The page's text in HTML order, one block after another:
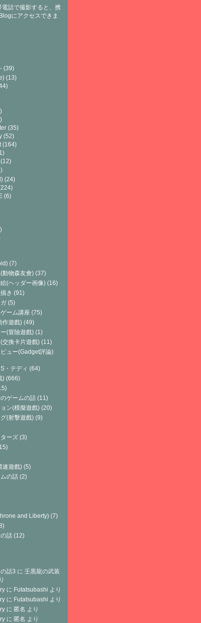
話で撮影すると、携
にアクセスできま
(39)
(13)
(35)
(52)
(164)
(12)
(24)
(6)
(7)
動物森友會) (37)
(ヘッダー画像) (16)
き (91)
(5)
ーム講座 (75)
作遊戲) (49)
(冒險遊戲) (1)
交換卡片遊戲) (11)
ュー(Gadget評論)
・テディ (64)
) (666)
ゲームの話 (11)
ン(模擬遊戲) (20)
(射擊遊戲) (9)
ーズ (3)
速遊戲) (5)
の話 (2)
and Liberty) (7)
話 (12)
話3 に 壬黒龍の武装
に Futatsubashi より
に Futatsubashi より
に 匿名 より
に 匿名 より